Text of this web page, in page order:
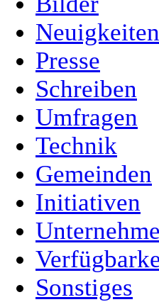
Neuigkeiten
Presse
Schreiben
Umfragen
Technik
Gemeinden
Initiativen
Sonstiges